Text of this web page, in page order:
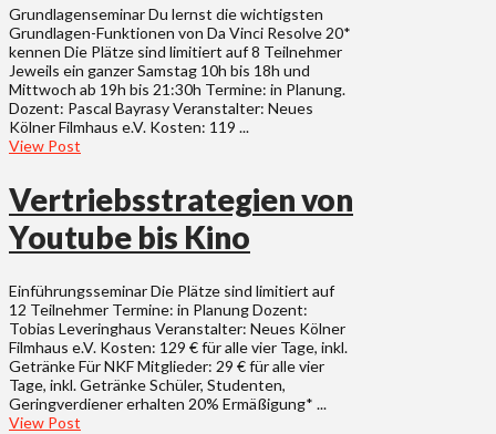
Grundlagenseminar Du lernst die wichtigsten
Grundlagen-Funktionen von Da Vinci Resolve 20*
kennen Die Plätze sind limitiert auf 8 Teilnehmer
Jeweils ein ganzer Samstag 10h bis 18h und
Mittwoch ab 19h bis 21:30h Termine: in Planung.
Dozent: Pascal Bayrasy Veranstalter: Neues
Kölner Filmhaus e.V. Kosten: 119 ...
View Post
Vertriebsstrategien von
Youtube bis Kino
Einführungsseminar Die Plätze sind limitiert auf
12 Teilnehmer Termine: in Planung Dozent:
Tobias Leveringhaus Veranstalter: Neues Kölner
Filmhaus e.V. Kosten: 129 € für alle vier Tage, inkl.
Getränke Für NKF Mitglieder: 29 € für alle vier
Tage, inkl. Getränke Schüler, Studenten,
Geringverdiener erhalten 20% Ermäßigung* ...
View Post